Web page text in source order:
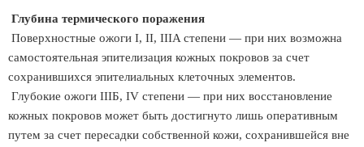
Глубина термического поражения
Поверхностные ожоги I, II, IIIA степени — при них возможна
самостоятельная эпителизация кожных покровов за счет
сохранившихся эпителиальных клеточных элементов.
Глубокие ожоги IIIБ, IV степени — при них восстановление
кожных покровов может быть достигнуто лишь оперативным
путем за счет пересадки собственной кожи, сохранившейся вне